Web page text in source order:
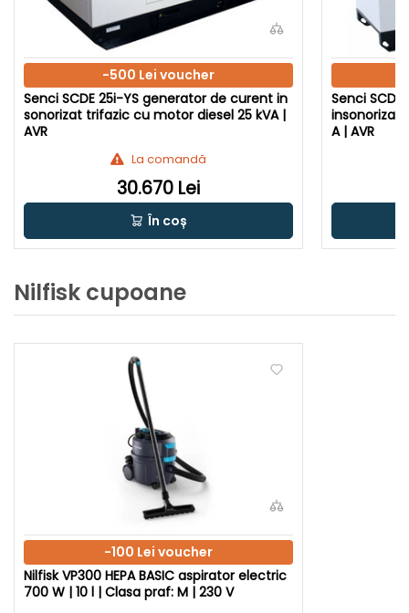
-500 Lei voucher
Senci SCDE 25i-YS generator de curent in
sonorizat trifazic cu motor diesel 25 kVA |
AVR
La comandă
30.670 Lei
În coș
Senci
insonorizat
A | AVR
Nilfisk cupoane
-100 Lei voucher
Nilfisk VP300 HEPA BASIC aspirator electric
700 W | 10 l | Clasa praf: M | 230 V